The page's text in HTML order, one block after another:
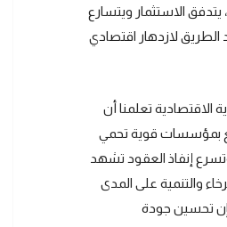
يتدفق الاستثمار ويتسارع
الطريق لازدهار اقتصادي
الاقتصادية تعلمنا أن
بمؤسسات قوية تحمي
إنفاذ العقود تشهد
والتنمية على المدى
تحسين جودة